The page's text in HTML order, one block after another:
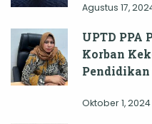
Agustus 17,
UPTD PPA
Korban
Oktober 1, 2024